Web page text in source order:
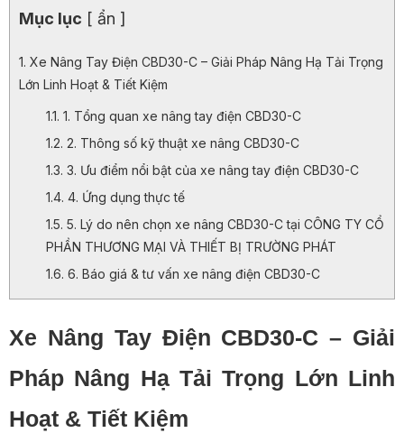
Mục lục [ ẩn ]
Xe Nâng Tay Điện CBD30-C – Giải Pháp Nâng Hạ Tải Trọng
Lớn Linh Hoạt & Tiết Kiệm
1. Tổng quan xe nâng tay điện CBD30-C
2. Thông số kỹ thuật xe nâng CBD30-C
3. Ưu điểm nổi bật của xe nâng tay điện CBD30-C
4. Ứng dụng thực tế
5. Lý do nên chọn xe nâng CBD30-C tại CÔNG TY CỔ
PHẦN THƯƠNG MẠI VÀ THIẾT BỊ TRƯỜNG PHÁT
6. Báo giá & tư vấn xe nâng điện CBD30-C
Xe Nâng Tay Điện CBD30-C – Giải
Pháp Nâng Hạ Tải Trọng Lớn Linh
Hoạt & Tiết Kiệm